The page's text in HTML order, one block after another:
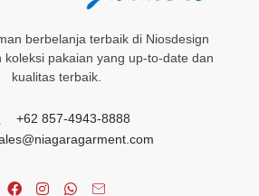
berbelanja terbaik di Niosdesign
koleksi pakaian yang up-to-date dan
kualitas terbaik.
+62 857-4943-8888